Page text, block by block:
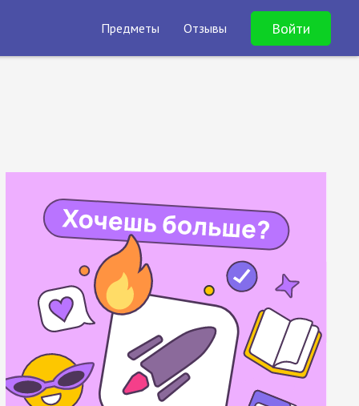
Предметы Отзывы Войти